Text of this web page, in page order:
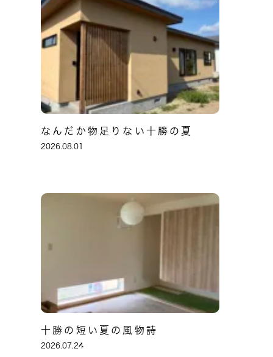
なんだか物足りない十勝の夏
2026.08.01
十勝の短い夏の風物詩
2026.07.24